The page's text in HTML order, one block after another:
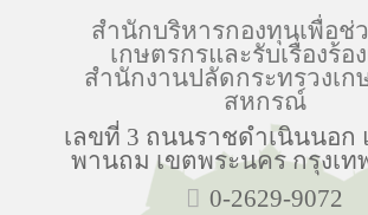
สำนักบริหารกองทุนเพื่อช่
เกษตรกรและรับเรื่องร้อ
สำนักงานปลัดกระทรวงเก
สหกรณ์
เลขที่ 3 ถนนราชดำเนินนอก
พานถม เขตพระนคร กรุงเท
0-2629-9072